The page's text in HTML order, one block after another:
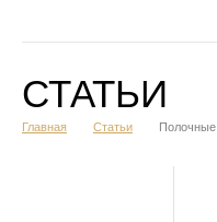
СТАТЬИ
Главная Статьи Полочные